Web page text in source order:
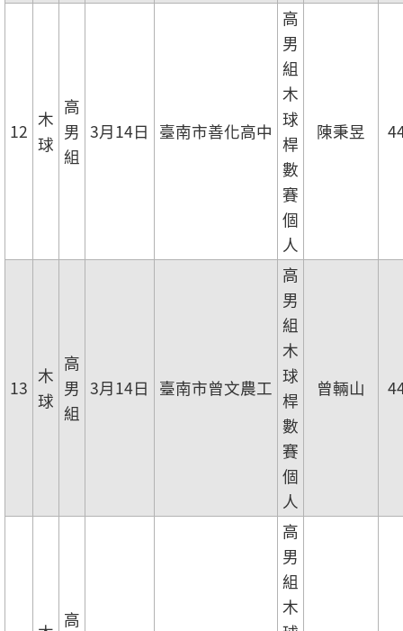
12
木
球
高
男
組
3月14日 臺南市善化高中
高
男
組
木
球
桿
數
賽
個
人
陳秉昱
13
木
球
高
男
組
3月14日 臺南市曾文農工
高
男
組
木
球
桿
數
賽
個
人
曾輛山
高
高
男
組
木